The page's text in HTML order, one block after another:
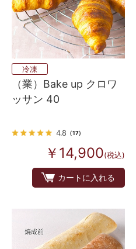
冷凍
（業）Bake up クロワ
ッサン 40
4.8 （17）
￥14,900(税込)
カートに入れる